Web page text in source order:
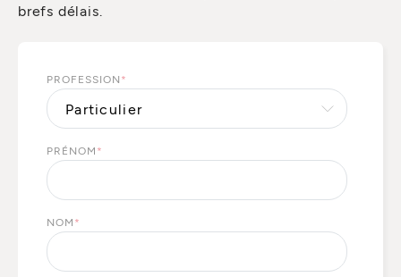
brefs délais.
PROFESSION *
PRÉNOM *
NOM *